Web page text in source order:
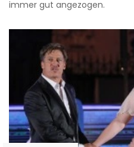
immer gut angezogen.